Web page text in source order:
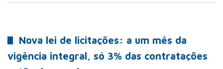
Nova lei de licitações: a um mês da
vigência integral, só 3% das contratações